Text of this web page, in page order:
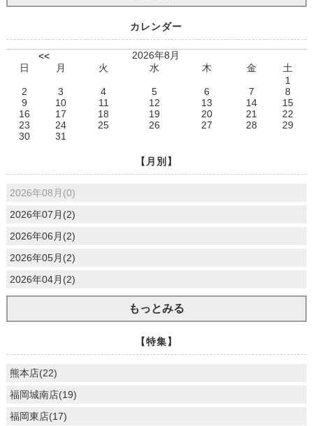
カレンダー
<<
2026年8月
日
月 火 水 木 金
土
1
2
3 4 5 6 7
8
9
10 11 12 13 14
15
16
17 18 19 20 21
22
23
24 25 26 27 28
29
30
31
【月別】
2026年08月(0)
2026年07月(2)
2026年06月(2)
2026年05月(2)
2026年04月(2)
もっとみる
【特集】
熊本店(22)
福岡城南店(19)
福岡東店(17)